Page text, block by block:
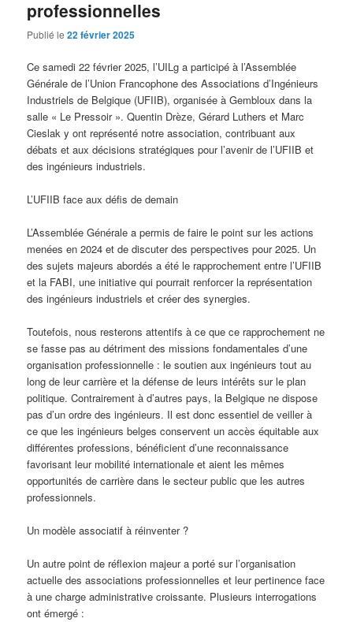
professionnelles
Publié le22 février 2025
Ce samedi 22 février 2025, l’UILg a participé à l’Assemblée
Générale de l’Union Francophone des Associations d’Ingénieurs
Industriels de Belgique (UFIIB), organisée à Gembloux dans la
salle « Le Pressoir ». Quentin Drèze, Gérard Luthers et Marc
Cieslak y ont représenté notre association, contribuant aux
débats et aux décisions stratégiques pour l’avenir de l’UFIIB et
des ingénieurs industriels.
L’UFIIB face aux défis de demain
L’Assemblée Générale a permis de faire le point sur les actions
menées en 2024 et de discuter des perspectives pour 2025. Un
des sujets majeurs abordés a été le rapprochement entre l’UFIIB
et la FABI, une initiative qui pourrait renforcer la représentation
des ingénieurs industriels et créer des synergies.
Toutefois, nous resterons attentifs à ce que ce rapprochement ne
se fasse pas au détriment des missions fondamentales d’une
organisation professionnelle : le soutien aux ingénieurs tout au
long de leur carrière et la défense de leurs intérêts sur le plan
politique. Contrairement à d’autres pays, la Belgique ne dispose
pas d’un ordre des ingénieurs. Il est donc essentiel de veiller à
ce que les ingénieurs belges conservent un accès équitable aux
différentes professions, bénéficient d’une reconnaissance
favorisant leur mobilité internationale et aient les mêmes
opportunités de carrière dans le secteur public que les autres
professionnels.
Un modèle associatif à réinventer ?
Un autre point de réflexion majeur a porté sur l’organisation
actuelle des associations professionnelles et leur pertinence face
à une charge administrative croissante. Plusieurs interrogations
ont émergé :